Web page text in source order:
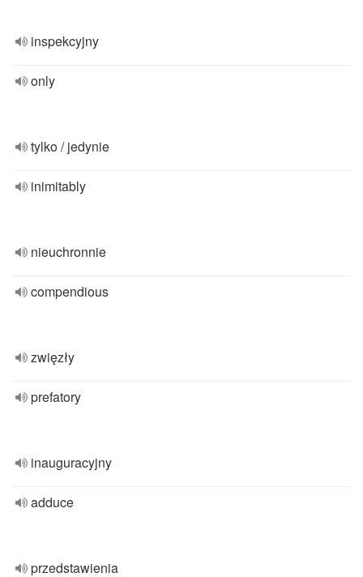
inspekcyjny
only
tylko / jedynie
inimitably
nieuchronnie
compendious
zwięzły
prefatory
inauguracyjny
adduce
przedstawienia